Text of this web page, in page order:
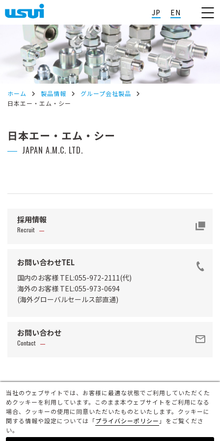
JP EN
ホーム 製品情報
グループ会社製品
日本エー・エム・シー
日本エー・エム・シー
JAPAN A.M.C. LTD.
採用情報
Recruit
お問い合わせTEL
国内のお客様 TEL:055-972-2111(代)
海外のお客様 TEL:055-973-0694
(海外グローバルセールス部直通)
お問い合わせ
Contact
ご利用規約
プライバシーポリシー
当社のウェブサイトでは、お客様に最適な状態でご利用していただくた
めクッキーを利用しています。このまま本ウェブサイトをご利用になる
場合、クッキーの使用に同意いただいたものといたします。クッキーに
関する情報や設定については「プライバシーポリシー 」をご覧くださ
い。